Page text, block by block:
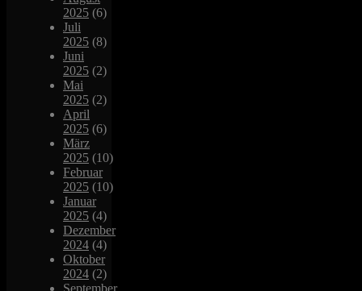
2025 (6)
Juli
2025 (8)
Juni
2025 (2)
Mai
2025 (2)
April
2025 (6)
März
2025 (10)
Februar
2025 (10)
Januar
2025 (4)
Dezember
2024 (4)
Oktober
2024 (2)
September